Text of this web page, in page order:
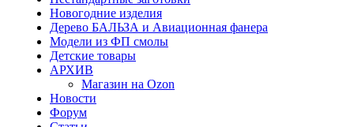
Новогодние изделия
Дерево БАЛЬЗА и Авиационная фанера
Модели из ФП смолы
Детские товары
АРХИВ
Магазин на Ozon
Новости
Форум